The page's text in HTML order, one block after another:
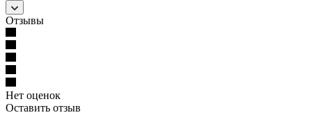
Отзывы
Нет оценок
Оставить отзыв